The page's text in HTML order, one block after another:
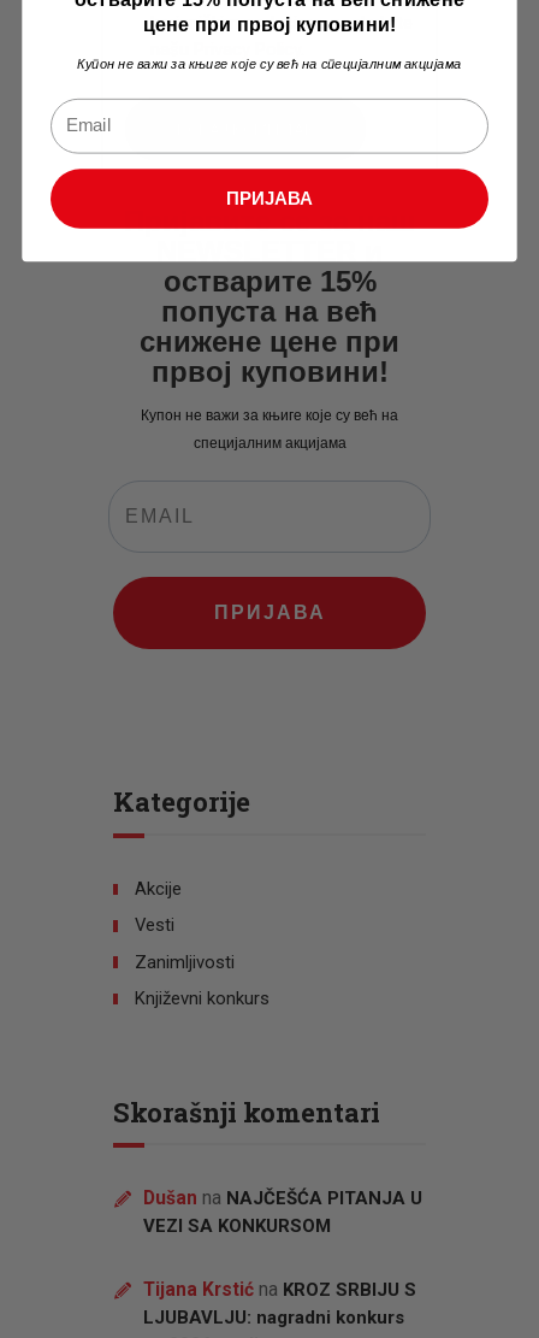
korisničkim podacima, pogledajte
Пријавите се за наш
остварите 15%
попуста на већ
снижене цене при
првој куповини!
Купон не важи за књиге које су већ на
специјалним акцијама
ПРИЈАВА
Kategorije
Akcije
Vesti
Zanimljivosti
Književni konkurs
Skorašnji komentari
Dušan na NAJČEŠĆA PITANJA U
VEZI SA KONKURSOM
Tijana Krstićna KROZ SRBIJU S
LJUBAVLJU: nagradni konkurs
цене при првој куповини!
Купон не важи за књиге које су већ на специјалним акцијама
ПРИЈАВА